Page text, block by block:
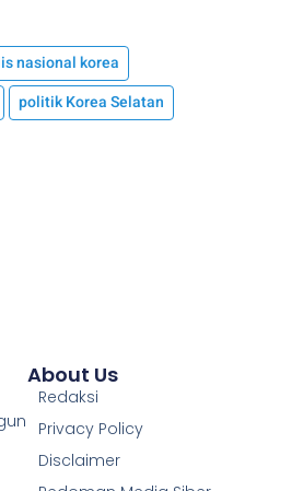
nasional korea
politik Korea Selatan
About Us
Redaksi
Privacy Policy
Disclaimer